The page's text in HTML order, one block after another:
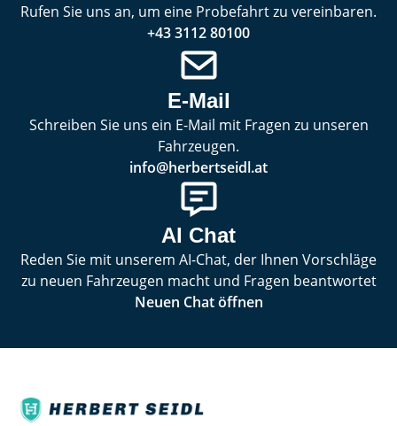
Rufen Sie uns an, um eine Probefahrt zu vereinbaren.
+43 3112 80100
E-Mail
Schreiben Sie uns ein E-Mail mit Fragen zu unseren
Fahrzeugen.
info@herbertseidl.at
AI Chat
Reden Sie mit unserem AI-Chat, der Ihnen Vorschläge
zu neuen Fahrzeugen macht und Fragen beantwortet
Neuen Chat öffnen